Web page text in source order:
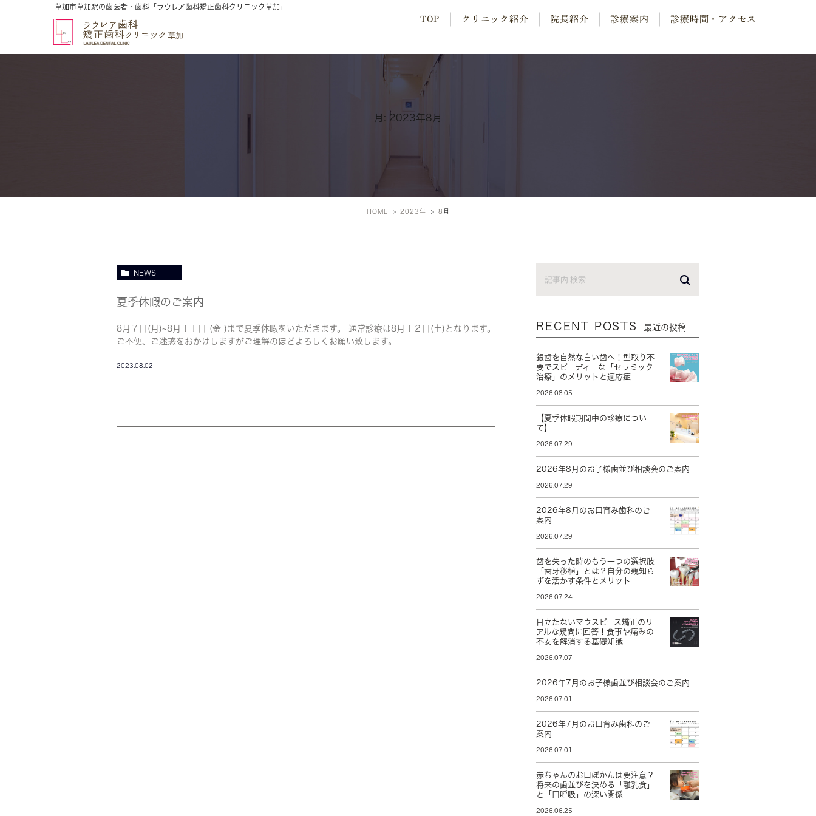
草加市草加駅の歯医者・歯科「ラウレア歯科矯正歯科クリニック草加」
TOP クリニック紹介 院長紹介 診療案内 診療時間・アクセス
月: 2023年8月
HOME 2023年 8 月
NEWS
夏季休暇のご案内
8月７日(月)~8月１１日 (金 )まで夏季休暇をいただきます。 通常診療は8月１２日(土)となります。
ご不便、ご迷惑をおかけしますがご理解のほどよろしくお願い致します。
2023.08.02
RECENT POSTS 最近の投稿
銀歯を自然な白い歯へ！型取り不
要でスピーディーな「セラミック
治療」のメリットと適応症
2026.08.05
【夏季休暇期間中の診療につい
て】
2026.07.29
2026年8月のお子様歯並び相談会のご案内
2026.07.29
2026年8月のお口育み歯科のご
案内
2026.07.29
歯を失った時のもう一つの選択肢
「歯牙移植」とは？自分の親知ら
ずを活かす条件とメリット
2026.07.24
目立たないマウスピース矯正のリ
アルな疑問に回答！食事や痛みの
不安を解消する基礎知識
2026.07.07
2026年7月のお子様歯並び相談会のご案内
2026.07.01
2026年7月のお口育み歯科のご
案内
2026.07.01
赤ちゃんのお口ぽかんは要注意？
将来の歯並びを決める「離乳食」
と「口呼吸」の深い関係
2026.06.25